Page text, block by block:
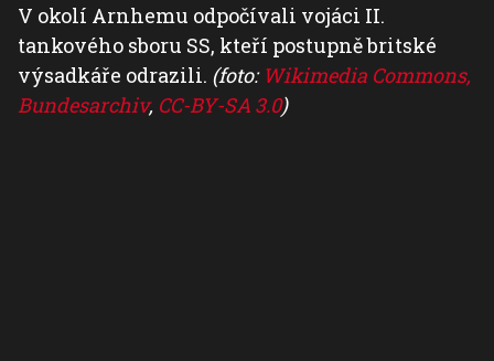
V okolí Arnhemu odpočívali vojáci II.
tankového sboru SS, kteří postupně britské
výsadkáře odrazili. (foto: Wikimedia Commons,
Bundesarchiv, CC-BY-SA 3.0)